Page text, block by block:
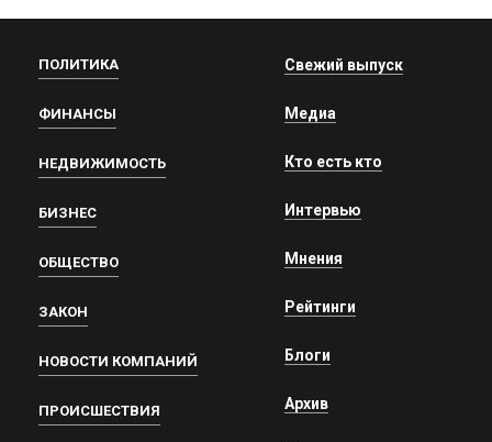
ПОЛИТИКА
ФИНАНСЫ
НЕДВИЖИМОСТЬ
БИЗНЕС
ОБЩЕСТВО
ЗАКОН
НОВОСТИ КОМПАНИЙ
ПРОИСШЕСТВИЯ
Свежий выпуск
Медиа
Кто есть кто
Интервью
Мнения
Рейтинги
Блоги
Архив